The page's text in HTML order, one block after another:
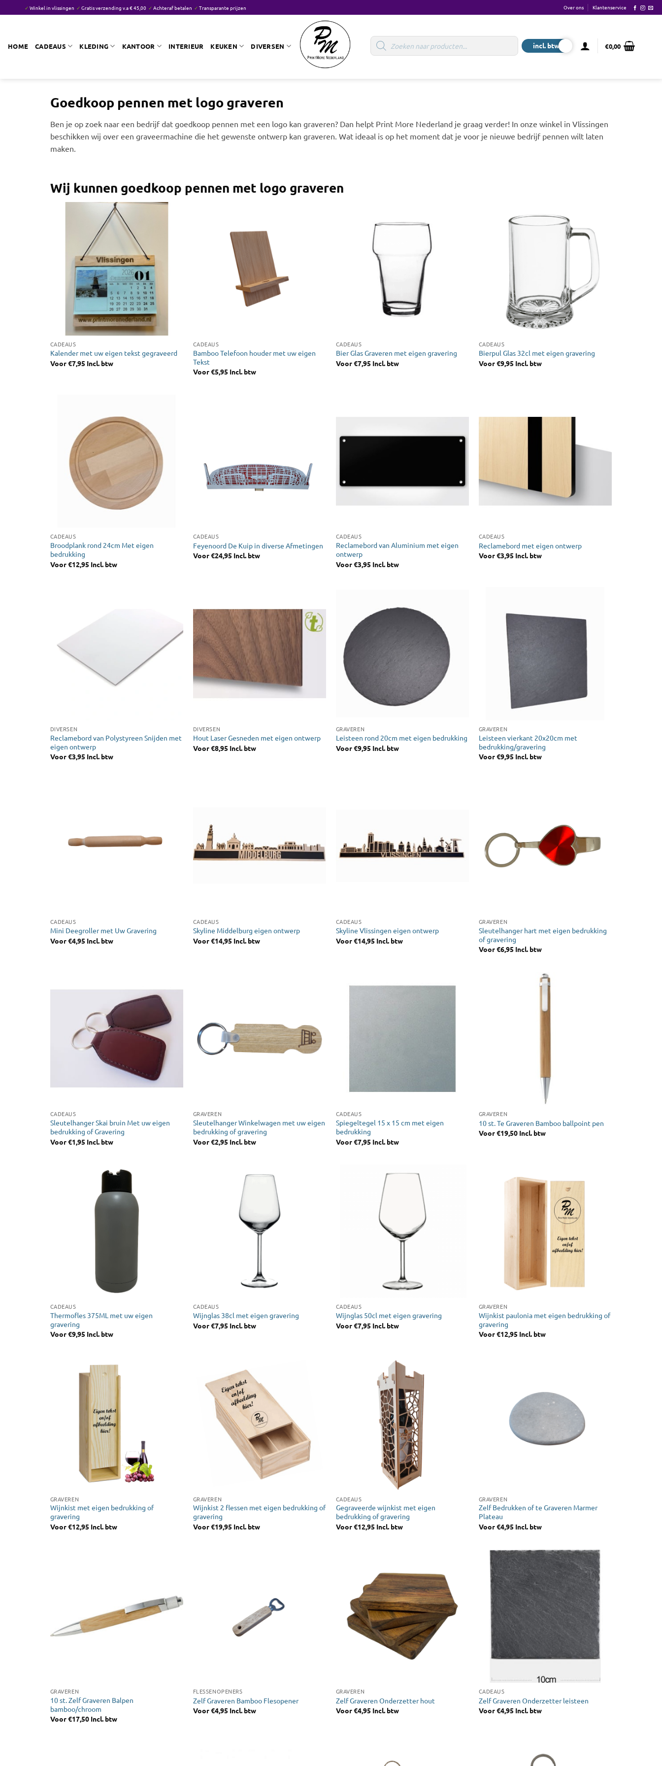
naar
✓ Winkel in vlissingen ✓ Gratis verzending v.a € 45,00 ✓ Achteraf betalen ✓ Transparante prijzen Over ons Klantenservice
HOME CADEAUS KLEDING KANTOOR INTERIEUR KEUKEN DIVERSEN
Producten
zoeken €0,00
Goedkoop pennen met logo graveren
Ben je op zoek naar een bedrijf dat goedkoop pennen met een logo kan graveren? Dan helpt Print More Nederland je graag verder! In onze winkel in Vlissingen
beschikken wij over een graveermachine die het gewenste ontwerp kan graveren. Wat ideaal is op het moment dat je voor je nieuwe bedrijf pennen wilt laten
maken.
Wij kunnen goedkoop pennen met logo graveren
CADEAUS
Kalender met uw eigen tekst gegraveerd
Voor€7,95 Incl. btw
CADEAUS
Bamboo Telefoon houder met uw eigen
Tekst
Voor€5,95 Incl. btw
CADEAUS
Bier Glas Graveren met eigen gravering
Voor€7,95 Incl. btw
CADEAUS
Bierpul Glas 32cl met eigen gravering
Voor€9,95 Incl. btw
CADEAUS
Broodplank rond 24cm Met eigen
bedrukking
Voor€12,95 Incl. btw
CADEAUS
Feyenoord De Kuip in diverse Afmetingen
Voor€24,95 Incl. btw
CADEAUS
Reclamebord van Aluminium met eigen
ontwerp
Voor€3,95 Incl. btw
CADEAUS
Reclamebord met eigen ontwerp
Voor€3,95 Incl. btw
DIVERSEN
Reclamebord van Polystyreen Snijden met
eigen ontwerp
Voor€3,95 Incl. btw
DIVERSEN
Hout Laser Gesneden met eigen ontwerp
Voor€8,95 Incl. btw
GRAVEREN
Leisteen rond 20cm met eigen bedrukking
Voor€9,95 Incl. btw
GRAVEREN
Leisteen vierkant 20x20cm met
bedrukking/gravering
Voor€9,95 Incl. btw
CADEAUS
Mini Deegroller met Uw Gravering
Voor€4,95 Incl. btw
CADEAUS
Skyline Middelburg eigen ontwerp
Voor€14,95 Incl. btw
CADEAUS
Skyline Vlissingen eigen ontwerp
Voor€14,95 Incl. btw
GRAVEREN
Sleutelhanger hart met eigen bedrukking
of gravering
Voor€6,95 Incl. btw
CADEAUS
Sleutelhanger Skai bruin Met uw eigen
bedrukking of Gravering
Voor€1,95 Incl. btw
GRAVEREN
Sleutelhanger Winkelwagen met uw eigen
bedrukking of gravering
Voor€2,95 Incl. btw
CADEAUS
Spiegeltegel 15 x 15 cm met eigen
bedrukking
Voor€7,95 Incl. btw
GRAVEREN
10 st. Te Graveren Bamboo ballpoint pen
Voor€19,50 Incl. btw
CADEAUS
Thermofles 375ML met uw eigen
gravering
Voor€9,95 Incl. btw
CADEAUS
Wijnglas 38cl met eigen gravering
Voor€7,95 Incl. btw
CADEAUS
Wijnglas 50cl met eigen gravering
Voor€7,95 Incl. btw
GRAVEREN
Wijnkist paulonia met eigen bedrukking of
gravering
Voor€12,95 Incl. btw
GRAVEREN
Wijnkist met eigen bedrukking of
gravering
Voor€12,95 Incl. btw
GRAVEREN
Wijnkist 2 flessen met eigen bedrukking of
gravering
Voor€19,95 Incl. btw
CADEAUS
Gegraveerde wijnkist met eigen
bedrukking of gravering
Voor€12,95 Incl. btw
GRAVEREN
Zelf Bedrukken of te Graveren Marmer
Plateau
Voor€4,95 Incl. btw
GRAVEREN
10 st. Zelf Graveren Balpen
bamboo/chroom
Voor€17,50 Incl. btw
FLESSENOPENERS
Zelf Graveren Bamboo Flesopener
Voor€4,95 Incl. btw
GRAVEREN
Zelf Graveren Onderzetter hout
Voor€4,95 Incl. btw
CADEAUS
Zelf Graveren Onderzetter leisteen
Voor€4,95 Incl. btw